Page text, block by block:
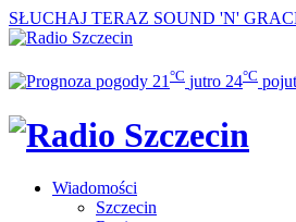
SŁUCHAJ TERAZ SOUND 'N'
21 °C jutro 24°C
Wiadomości
Szczecin